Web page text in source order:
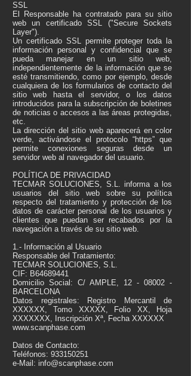
SSL
El Responsable ha contratado para su sitio
web un certificado SSL ("Secure Sockets
Layer").
Un certificado SSL permite proteger toda la
información personal y confidencial que se
pueda manejar en un sitio web,
independientemente de la información que se
esté transmitiendo, como por ejemplo, desde
cualquiera de los formularios de contacto del
sitio web hasta el servidor, o los datos
introducidos para la subscripción de boletines
de noticias o accesos a las áreas protegidas,
etc.
La dirección del sitio web aparecerá en color
verde, activándose el protocolo “https” que
permite conexiones seguras desde un
servidor web al navegador del usuario.
POLÍTICA DE PRIVACIDAD
TECMAR SOLUCIONES, S.L. informa a los
usuarios del sitio web sobre su política
respecto del tratamiento y protección de los
datos de carácter personal de los usuarios y
clientes que puedan ser recabados por la
navegación a través de su sitio web.
1.- Información al Usuario
Responsable del Tratamiento:
TECMAR SOLUCIONES, S.L.
CIF: B64689441
Domicilio Social: C/ AMPLE, 12 - 08002 -
BARCELONA
Datos registrales: Registro Mercantil de
XXXXXX, Tomo XXXXX, Folio XX, Hoja
XXXXXXX, Inscripción Xª, Fecha XXXXXX
www.scanphase.com
Datos de Contacto:
Teléfonos: 933150251
e-Mail: info@scanphase.com